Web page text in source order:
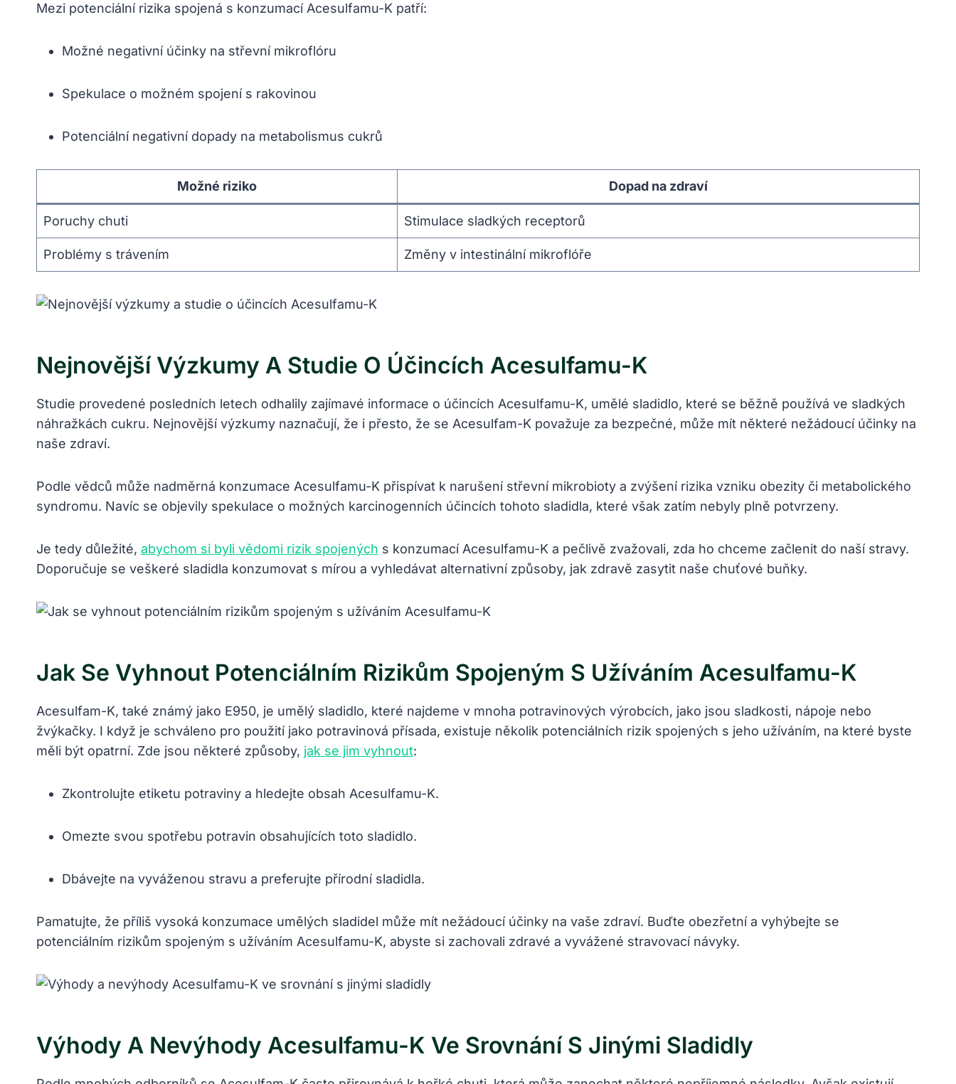
Mezi potenciální rizika spojená s konzumací Acesulfamu-K patří:
Možné negativní účinky na střevní mikroflóru
Spekulace o možném spojení s rakovinou
Potenciální negativní dopady na metabolismus cukrů
Možné riziko Dopad na zdraví
Poruchy chuti Stimulace sladkých receptorů
Problémy s trávením Změny v intestinální mikroflóře
Nejnovější Výzkumy A Studie O Účincích Acesulfamu-K
Studie provedené posledních letech odhalily zajímavé informace o účincích Acesulfamu-K, umělé sladidlo, které se běžně používá ve sladkých
náhražkách cukru. Nejnovější výzkumy naznačují, že i přesto, že se Acesulfam-K považuje za bezpečné, může mít některé nežádoucí účinky na
naše zdraví.
Podle vědců může nadměrná konzumace Acesulfamu-K přispívat k narušení střevní mikrobioty a zvýšení rizika vzniku obezity či metabolického
syndromu. Navíc se objevily spekulace o možných karcinogenních účincích tohoto sladidla, které však zatím nebyly plně potvrzeny.
Je tedy důležité, abychom si byli vědomi rizik spojených s konzumací Acesulfamu-K a pečlivě zvažovali, zda ho chceme začlenit do naší stravy.
Doporučuje se veškeré sladidla konzumovat s mírou a vyhledávat alternativní způsoby, jak zdravě zasytit naše chuťové buňky.
Jak Se Vyhnout Potenciálním Rizikům Spojeným S Užíváním Acesulfamu-K
Acesulfam-K, také známý jako E950, je umělý sladidlo, které najdeme v mnoha potravinových výrobcích, jako jsou sladkosti, nápoje nebo
žvýkačky. I když je schváleno pro použití jako potravinová přísada, existuje několik potenciálních rizik spojených s jeho užíváním, na které byste
měli být opatrní. Zde jsou některé způsoby, jak se jim vyhnout:
Zkontrolujte etiketu potraviny a hledejte obsah Acesulfamu-K.
Omezte svou spotřebu potravin obsahujících toto sladidlo.
Dbávejte na vyváženou stravu a preferujte přírodní sladidla.
Pamatujte, že příliš vysoká konzumace umělých sladidel může mít nežádoucí účinky na vaše zdraví. Buďte obezřetní a vyhýbejte se
potenciálním rizikům spojeným s užíváním Acesulfamu-K, abyste si zachovali zdravé a vyvážené stravovací návyky.
Výhody A Nevýhody Acesulfamu-K Ve Srovnání S Jinými Sladidly